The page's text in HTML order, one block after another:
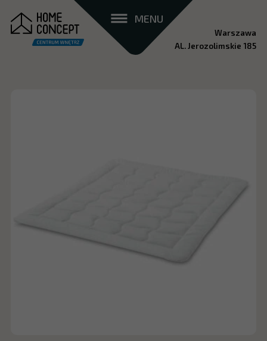
MENU
Warszawa
AL. Jerozolimskie 185